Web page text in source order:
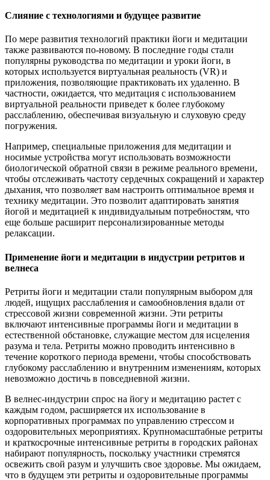
Слияние с технологиями и будущее развитие
По мере развития технологий практики йоги и медитации
также развиваются по-новому. В последние годы стали
популярны руководства по медитации и уроки йоги, в
которых используется виртуальная реальность (VR) и
приложения, позволяющие практиковать их удаленно. В
частности, ожидается, что медитация с использованием
виртуальной реальности приведет к более глубокому
расслаблению, обеспечивая визуальную и слуховую среду
погружения.
Например, специальные приложения для медитации и
носимые устройства могут использовать возможности
биологической обратной связи в режиме реального времени,
чтобы отслеживать частоту сердечных сокращений и характер
дыхания, что позволяет вам настроить оптимальное время и
технику медитации. Это позволит адаптировать занятия
йогой и медитацией к индивидуальным потребностям, что
еще больше расширит персонализированные методы
релаксации.
Применение йоги и медитации в индустрии ретритов и
велнеса
Ретриты йоги и медитации стали популярным выбором для
людей, ищущих расслабления и самообновления вдали от
стрессовой жизни современной жизни. Эти ретриты
включают интенсивные программы йоги и медитации в
естественной обстановке, служащие местом для исцеления
разума и тела. Ретриты можно проводить интенсивно в
течение короткого периода времени, чтобы способствовать
глубокому расслаблению и внутренним изменениям, которых
невозможно достичь в повседневной жизни.
В велнес-индустрии спрос на йогу и медитацию растет с
каждым годом, расширяется их использование в
корпоративных программах по управлению стрессом и
оздоровительных мероприятиях. Крупномасштабные ретриты
и краткосрочные интенсивные ретриты в городских районах
набирают популярность, поскольку участники стремятся
освежить свой разум и улучшить свое здоровье. Мы ожидаем,
что в будущем эти ретриты и оздоровительные программы